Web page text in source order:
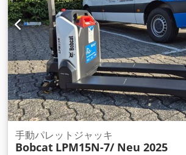
手動パレットジャッキ
Bobcat LPM15N-7/ Neu 2025